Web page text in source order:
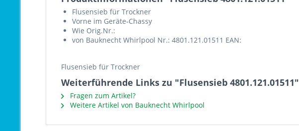
Flusensieb für Trockner
Vorne im Geräte-Chassy
Wie Orig.Nr.:
von Bauknecht Whirlpool Nr.: 4801.121.01511 EAN:
Flusensieb für Trockner
Weiterführende Links zu "Flusensieb 4801.121.01511"
Fragen zum Artikel?
Weitere Artikel von Bauknecht Whirlpool